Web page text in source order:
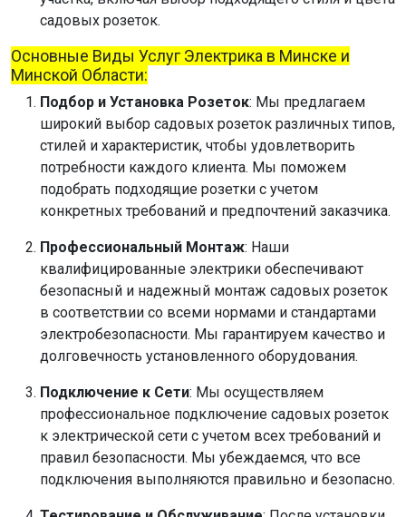
садовых розеток.
Основные Виды Услуг Электрика в Минске и
Минской Области:
Подбор и Установка Розеток: Мы предлагаем
широкий выбор садовых розеток различных типов,
стилей и характеристик, чтобы удовлетворить
потребности каждого клиента. Мы поможем
подобрать подходящие розетки с учетом
конкретных требований и предпочтений заказчика.
Профессиональный Монтаж: Наши
квалифицированные электрики обеспечивают
безопасный и надежный монтаж садовых розеток
в соответствии со всеми нормами и стандартами
электробезопасности. Мы гарантируем качество и
долговечность установленного оборудования.
Подключение к Сети: Мы осуществляем
профессиональное подключение садовых розеток
к электрической сети с учетом всех требований и
правил безопасности. Мы убеждаемся, что все
подключения выполняются правильно и безопасно.